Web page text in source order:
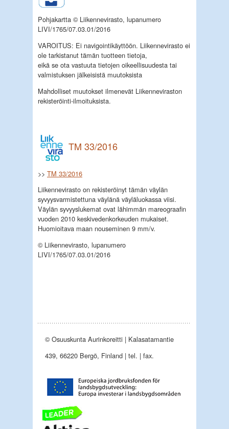
Pohjakartta © Liikennevirasto, lupanumero
LIVI/1765/07.03.01/2016
VAROITUS: Ei navigointikäyttöön. Liikennevirasto ei
ole tarkistanut tämän tuotteen tietoja,
eikä se ota vastuuta tietojen oikeellisuudesta tai
valmistuksen jälkeisistä muutoksista
Mahdolliset muutokset ilmenevät Liikenneviraston
rekisteröinti-ilmoituksista.
TM 33/2016
>> TM 33/2016
Liikennevirasto on rekisteröinyt tämän väylän
syvyysvarmistettuna väylänä väyläluokassa viisi.
Väylän syvyyslukemat ovat lähimmän mareograafin
vuoden 2010 keskivedenkorkeuden mukaiset.
Huomioitava maan nouseminen 9 mm/v.
© Liikennevirasto, lupanumero
LIVI/1765/07.03.01/2016
© Osuuskunta Aurinkoreitti | Kalasatamantie
439, 66220 Bergö, Finland | tel. | fax.